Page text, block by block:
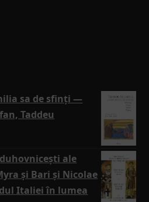
sa de sfinți —
Taddeu
ale
și Bari și Nicolae
Italiei în lumea